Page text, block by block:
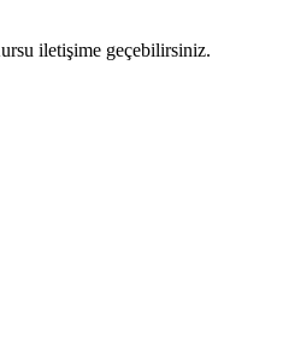
iletişime geçebilirsiniz.